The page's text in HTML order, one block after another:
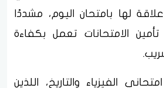
لها بامتحان اليوم، مشددًا
الامتحانات تعمل بكفاءة
الفيزياء والتاريخ، اللذين